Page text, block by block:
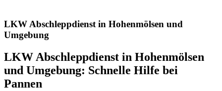
LKW Abschleppdienst in Hohenmölsen und
Umgebung
LKW Abschleppdienst in Hohenmölsen
und Umgebung: Schnelle Hilfe bei
Pannen